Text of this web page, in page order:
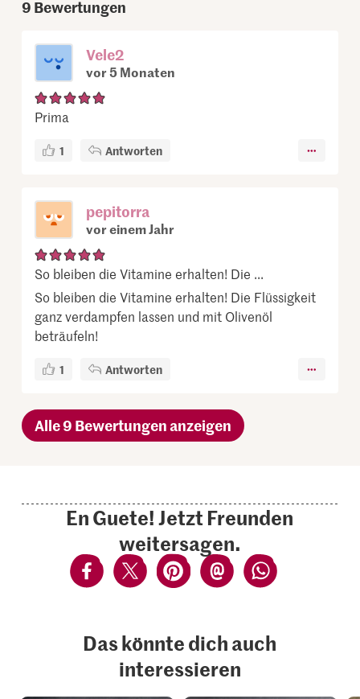
9 Bewertungen
Vele2
vor 5 Monaten
Prima
1 Antworten
pepitorra
vor einem Jahr
So bleiben die Vitamine erhalten! Die ...
So bleiben die Vitamine erhalten! Die Flüssigkeit
ganz verdampfen lassen und mit Olivenöl
beträufeln!
1 Antworten
Alle 9 Bewertungen anzeigen
En Guete! Jetzt Freunden
weitersagen.
Das könnte dich auch
interessieren